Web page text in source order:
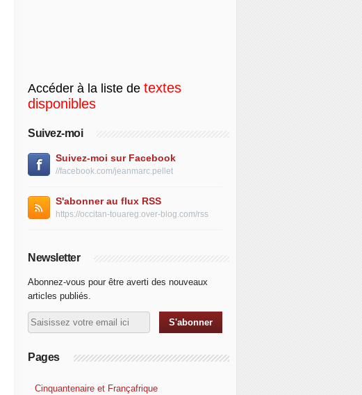
Accéder à la liste de textes
disponibles
Suivez-moi
Suivez-moi sur Facebook
//facebook.com/jeanmarc.pellet
S'abonner au flux RSS
https://occitan-touareg.over-blog.com/rss
Newsletter
Abonnez-vous pour être averti des nouveaux
articles publiés.
Pages
Cinquantenaire et Françafrique